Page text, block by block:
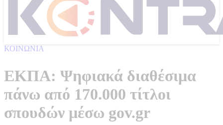
ΚΟΙΝΩΝΙΑ
ΕΚΠΑ: Ψηφιακά διαθέσιμα
πάνω από 170.000 τίτλοι
σπουδών μέσω gov.gr